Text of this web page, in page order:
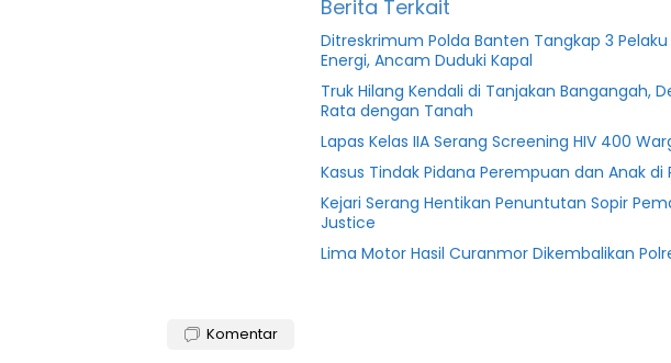
Berita Terkait
Ditreskrimum Polda Banten Tangkap 3
Energi, Ancam Duduki Kapal
Truk Hilang Kendali di Tanjakan Bangangah,
Rata dengan Tanah
Lapas Kelas IIA Serang Screening HIV 400
Kasus Tindak Pidana Perempuan dan Anak
Kejari Serang Hentikan Penuntutan Sopir
Justice
Lima Motor Hasil Curanmor Dikembalikan
Komentar